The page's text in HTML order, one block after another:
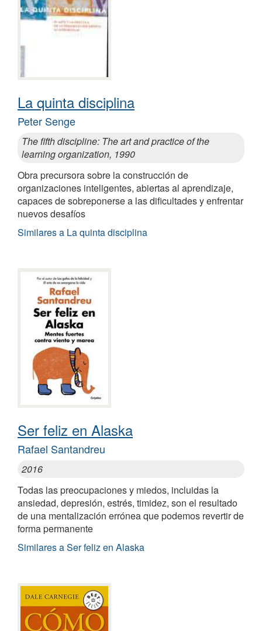
La quinta disciplina
Peter Senge
The fifth discipline: The art and practice of the
learning organization, 1990
Obra precursora sobre la construcción de
organizaciones inteligentes, abiertas al aprendizaje,
capaces de sobreponerse a las dificultades y enfrentar
nuevos desafíos
Similares a La quinta disciplina
Ser feliz en Alaska
Rafael Santandreu
2016
Todas las preocupaciones y miedos, incluidas la
ansiedad, depresión, estrés, timidez, son el resultado
de una mentalización errónea que podemos revertir de
forma permanente
Similares a Ser feliz en Alaska